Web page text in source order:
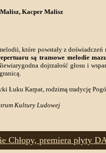
Kacper Malisz
które powstały z
są transowe melodie
dojrzałość głosu i
Łuku Karpat, rodzimą tradycję
Kultury Ludowej
Chłopy, premiera płyty